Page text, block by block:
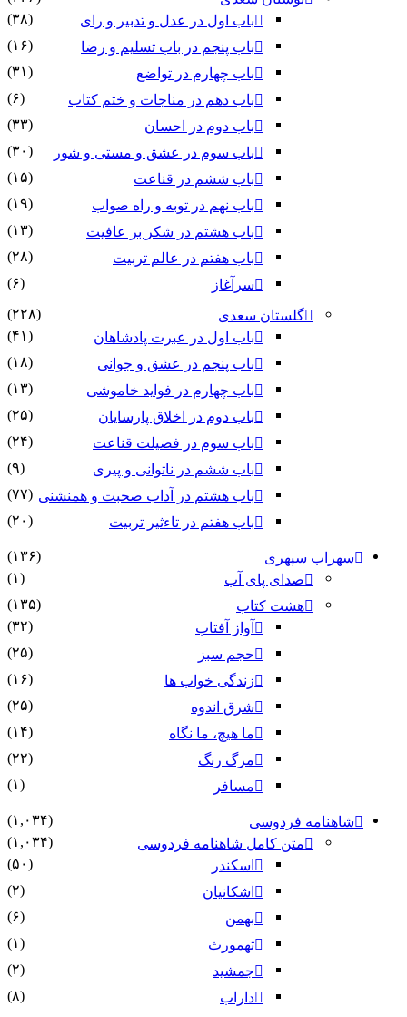
باب اول در عدل و تدبیر و رای
(۳۸)
باب پنجم در باب تسلیم و رضا
(۱۶)
باب چهارم در تواضع
(۳۱)
باب دهم در مناجات و ختم کتاب
(۶)
باب دوم در احسان
(۳۳)
باب سوم در عشق و مستی و شور
(۳۰)
باب ششم در قناعت
(۱۵)
باب نهم در توبه و راه صواب
(۱۹)
باب هشتم در شکر بر عافیت
(۱۳)
باب هفتم در عالم تربیت
(۲۸)
سرآغاز
(۶)
گلستان سعدی
(۲۲۸)
باب اول در عبرت پادشاهان
(۴۱)
باب پنجم در عشق و جوانى
(۱۸)
باب چهارم در فواید خاموشى
(۱۳)
باب دوم در اخلاق پارسایان
(۲۵)
باب سوم در فضیلت قناعت
(۲۴)
باب ششم در ناتوانى و پیرى
(۹)
باب هشتم در آداب صحبت و همنشنى (۷۷)
باب هفتم در تاءثیر تربیت
(۲۰)
سهراب سپهری
(۱۳۶)
صدای پای آب
(۱)
هشت کتاب
(۱۳۵)
آواز آفتاب
(۳۲)
حجم سبز
(۲۵)
زندگی خواب ها
(۱۶)
شرق اندوه
(۲۵)
ما هیچ، ما نگاه
(۱۴)
مرگ رنگ
(۲۲)
مسافر
(۱)
شاهنامه فردوسی
(۱,۰۳۴)
متن کامل شاهنامه فردوسی
(۱,۰۳۴)
اسکندر
(۵۰)
اشکانیان
(۲)
بهمن
(۶)
تهمورث
(۱)
جمشید
(۲)
داراب
(۸)